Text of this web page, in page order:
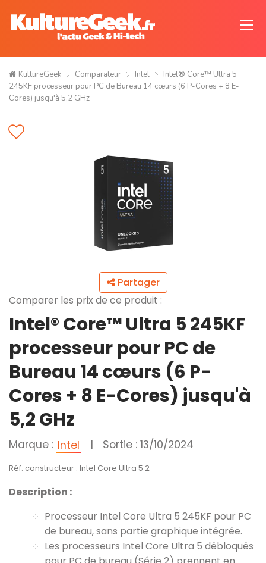
KultureGeek Comparateur Intel
Intel® Core™ Ultra 5
245KF processeur pour PC de Bureau 14 cœurs (6 P-Cores + 8 E-
Cores) jusqu'à 5,2 GHz
Partager
Comparer les prix de ce produit :
Intel® Core™ Ultra 5 245KF
processeur pour PC de
Bureau 14 cœurs (6 P-
Cores + 8 E-Cores) jusqu'à
5,2 GHz
Marque : Intel | Sortie : 13/10/2024
Réf. constructeur : Intel Core Ultra 5 2
Description :
Processeur Intel Core Ultra 5 245KF pour PC
de bureau, sans partie graphique intégrée.
Les processeurs Intel Core Ultra 5 débloqués